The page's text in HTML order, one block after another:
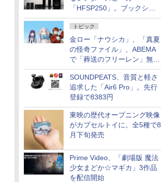
「HFSP250」。ブックシェ
ルフはペア3万円以下
トピック
金ロー「ナウシカ」、「真夏
の怪奇ファイル」、ABEMA
で「葬送のフリーレン」無料
配信など。夏の特番・配信情
報
SOUNDPEATS、音質と軽さ
追求した「Air6 Pro」。先行
登録で8383円
東映の歴代オープニング映像
がカプセルトイに。全5種で8
月下旬発売
Prime Video、「劇場版 魔法
少女まどか☆マギカ」3作品
を配信開始